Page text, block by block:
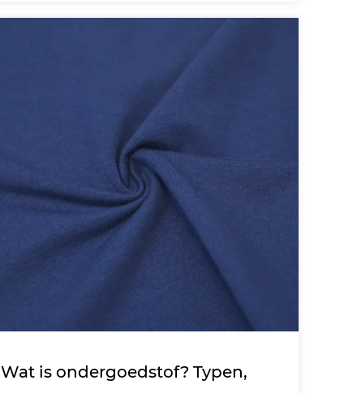
Wat is ondergoedstof? Typen,